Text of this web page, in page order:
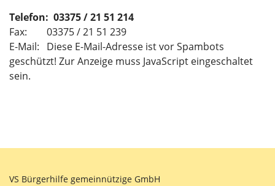
Telefon: 03375 / 21 51 214
Fax: 03375 / 21 51 239
E-Mail: Diese E-Mail-Adresse ist vor Spambots
geschützt! Zur Anzeige muss JavaScript eingeschaltet
sein.
VS Bürgerhilfe gemeinnützige GmbH